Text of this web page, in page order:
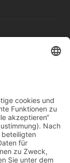
Gröbenzell
bezüglich des
Ansichten.
wir haben